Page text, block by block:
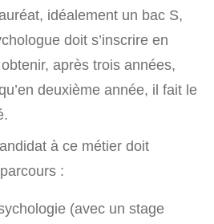
idéalement un bac S,
doit s’inscrire en
après trois années,
deuxième année, il fait le
à ce métier doit
:
(avec un stage